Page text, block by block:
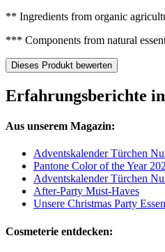
** Ingredients from organic
*** Components from natural
Dieses Produkt bewerten
Erfahrungsberichte in
Aus unserem Magazin:
Adventskalender Türchen
Pantone Color of the Year
Adventskalender Türchen
After-Party Must-Haves
Unsere Christmas Party
Cosmeterie entdecken: